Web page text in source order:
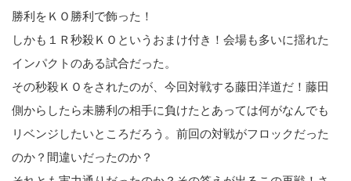
勝利をＫＯ勝利で飾った！
しかも１Ｒ秒殺ＫＯというおまけ付き！会場も多いに揺れた
インパクトのある試合だった。
その秒殺ＫＯをされたのが、今回対戦する藤田洋道だ！藤田
側からしたら未勝利の相手に負けたとあっては何がなんでも
リベンジしたいところだろう。前回の対戦がフロックだった
のか？間違いだったのか？